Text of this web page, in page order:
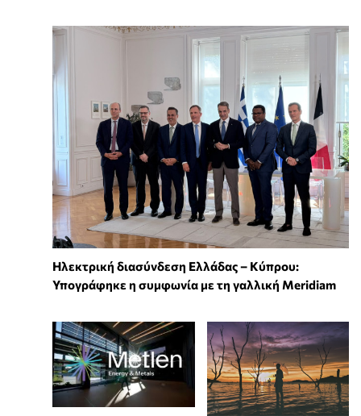
Ηλεκτρική διασύνδεση Ελλάδας – Κύπρου:
Υπογράφηκε η συμφωνία με τη γαλλική Meridiam